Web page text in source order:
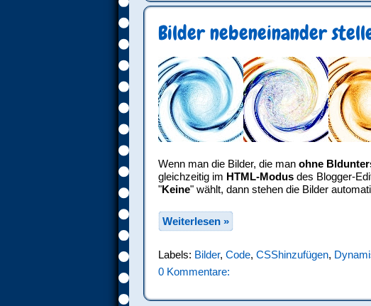
Bilder nebeneinander
Wenn man die Bilder, die man ohne
gleichzeitig im HTML-Modus des Blogger-
"Keine" wählt, dann stehen die Bilder
Weiterlesen »
Labels: Bilder, Code, CSShinzufügen,
0 Kommentare: